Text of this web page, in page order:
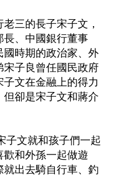
三的長子宋子文，
長、中國銀行董事
時期的政治家、外
子良曾任國民政府
文在金融上的得力
卻是宋子文和蔣介
子文就和孩子們一起
和外孫一起做遊
出去騎自行車、釣